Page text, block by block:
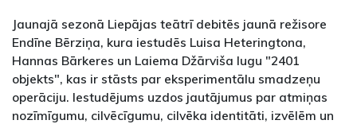
Jaunajā sezonā Liepājas teātrī debitēs jaunā režisore
Endīne Bērziņa, kura iestudēs Luisa Heteringtona,
Hannas Bārkeres un Laiema Džārviša lugu "2401
objekts", kas ir stāsts par eksperimentālu smadzeņu
operāciju. Iestudējums uzdos jautājumus par atmiņas
nozīmīgumu, cilvēcīgumu, cilvēka identitāti, izvēlēm un